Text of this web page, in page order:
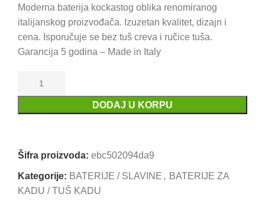
Moderna baterija kockastog oblika renomiranog
italijanskog proizvođača. Izuzetan kvalitet, dizajn i
cena. Isporučuje se bez tuš creva i ručice tuša.
Garancija 5 godina – Made in Italy
DODAJ U KORPU
Šifra proizvoda: ebc502094da9
Kategorije: BATERIJE / SLAVINE , BATERIJE ZA
KADU / TUŠ KADU